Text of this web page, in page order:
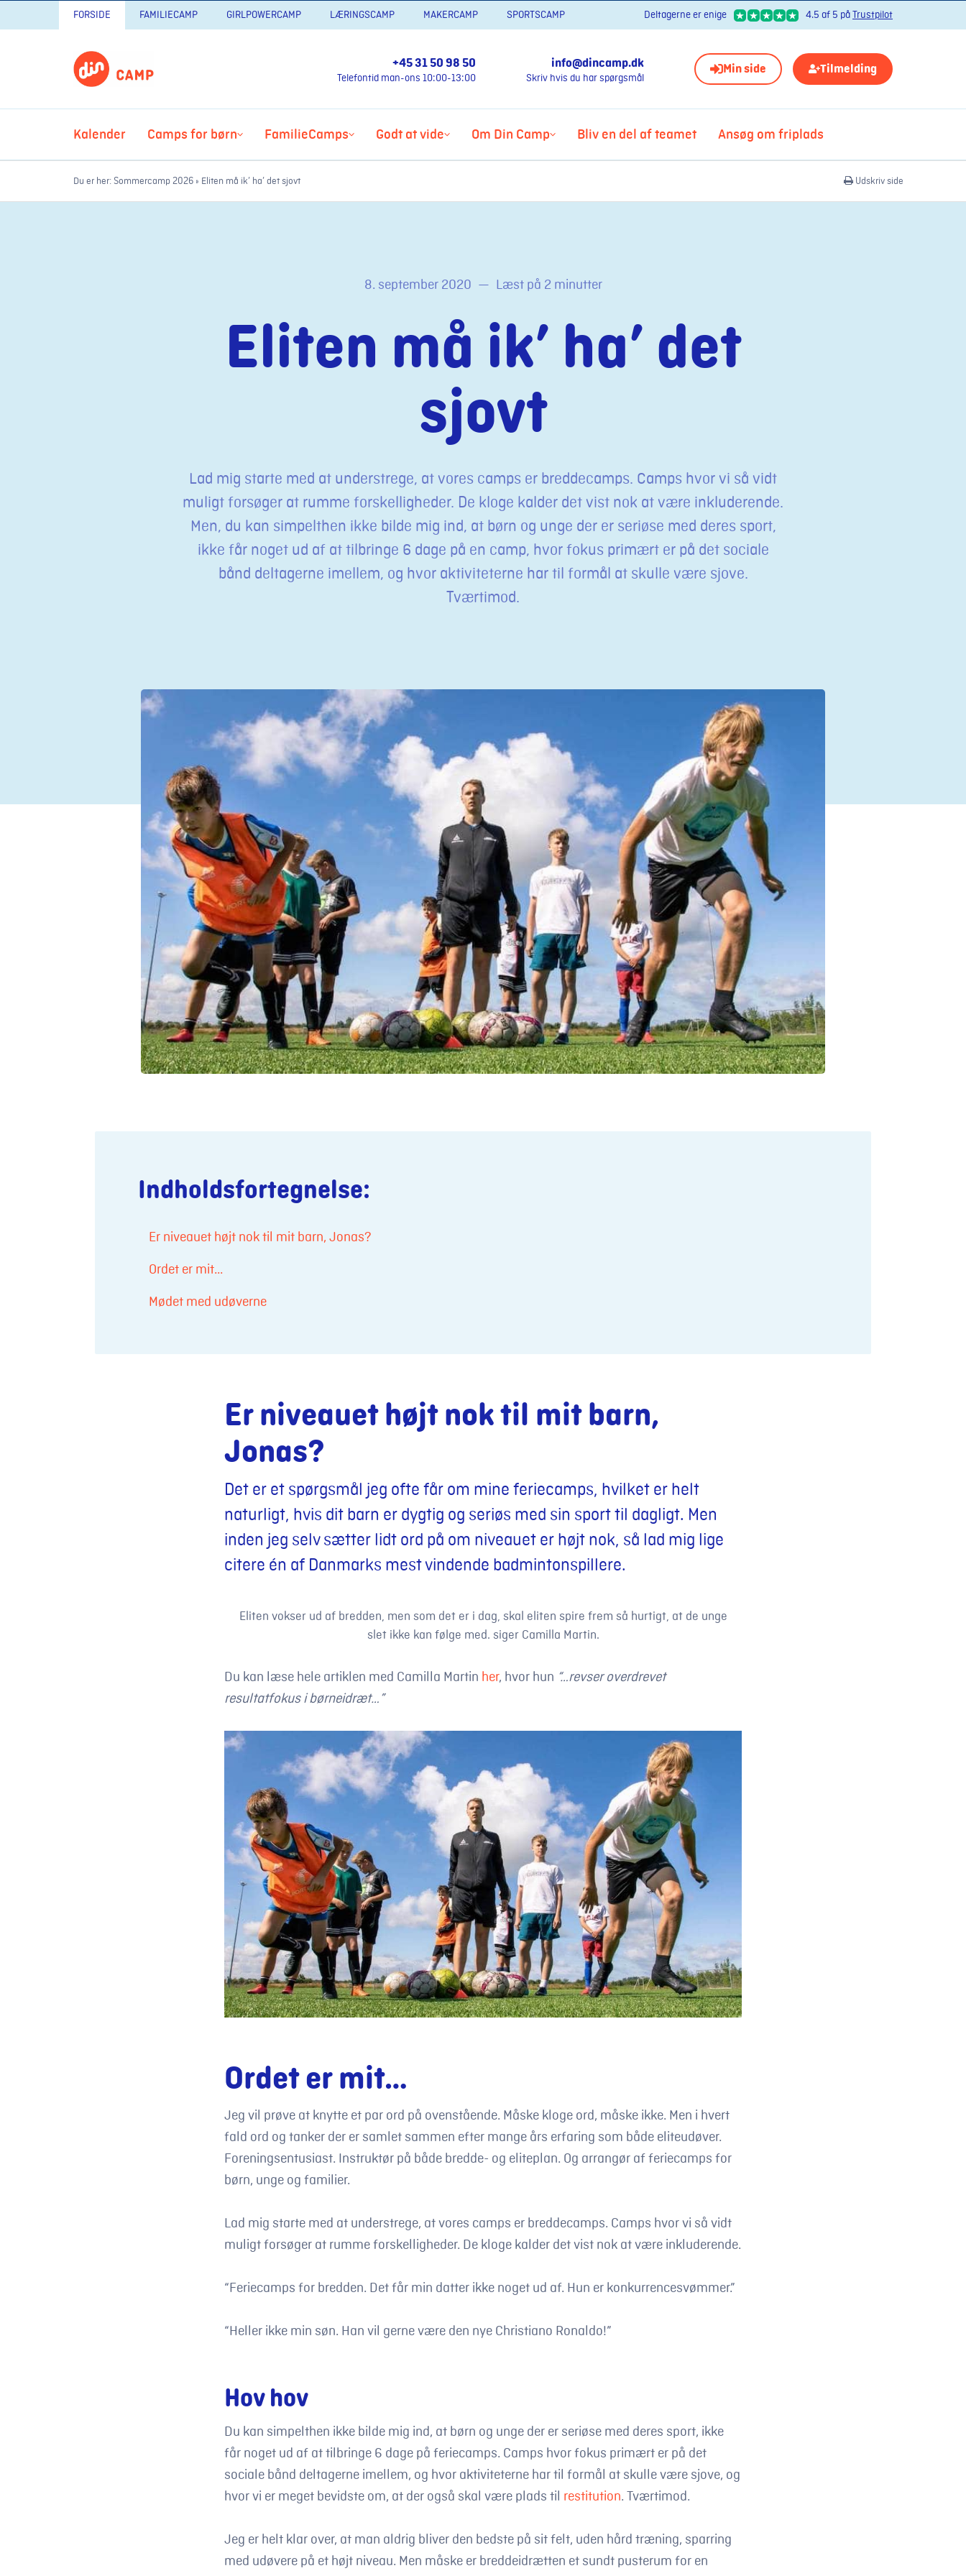
FORSIDE FAMILIECAMP GIRLPOWERCAMP LÆRINGSCAMP MAKERCAMP SPORTSCAMP Deltagerne er enige 4.5 af 5 på Trustpilot
+45 31 50 98 50
Telefontid man-ons 10:00-13:00
info@dincamp.dk
Skriv hvis du har spørgsmål
Min side Tilmelding
Kalender Camps for børn FamilieCamps Godt at vide Om Din Camp Bliv en del af teamet Ansøg om friplads
Du er her: Sommercamp 2026 » Eliten må ik’ ha’ det sjovt Udskriv side
8. september 2020 — Læst på 2 minutter
Eliten må ik’ ha’ det
sjovt
Lad mig starte med at understrege, at vores camps er breddecamps. Camps hvor vi så vidt
muligt forsøger at rumme forskelligheder. De kloge kalder det vist nok at være inkluderende.
Men, du kan simpelthen ikke bilde mig ind, at børn og unge der er seriøse med deres sport,
ikke får noget ud af at tilbringe 6 dage på en camp, hvor fokus primært er på det sociale
bånd deltagerne imellem, og hvor aktiviteterne har til formål at skulle være sjove.
Tværtimod.
Indholdsfortegnelse:
Er niveauet højt nok til mit barn, Jonas?
Ordet er mit...
Mødet med udøverne
Er niveauet højt nok til mit barn,
Jonas?
Det er et spørgsmål jeg ofte får om mine feriecamps, hvilket er helt
naturligt, hvis dit barn er dygtig og seriøs med sin sport til dagligt. Men
inden jeg selv sætter lidt ord på om niveauet er højt nok, så lad mig lige
citere én af Danmarks mest vindende badmintonspillere.
Eliten vokser ud af bredden, men som det er i dag, skal eliten spire frem så hurtigt, at de unge
slet ikke kan følge med. siger Camilla Martin.
Du kan læse hele artiklen med Camilla Martin her, hvor hun “…revser overdrevet
resultatfokus i børneidræt…”
Ordet er mit…
Jeg vil prøve at knytte et par ord på ovenstående. Måske kloge ord, måske ikke. Men i hvert
fald ord og tanker der er samlet sammen efter mange års erfaring som både eliteudøver.
Foreningsentusiast. Instruktør på både bredde- og eliteplan. Og arrangør af feriecamps for
børn, unge og familier.
Lad mig starte med at understrege, at vores camps er breddecamps. Camps hvor vi så vidt
muligt forsøger at rumme forskelligheder. De kloge kalder det vist nok at være inkluderende.
“Feriecamps for bredden. Det får min datter ikke noget ud af. Hun er konkurrencesvømmer.”
“Heller ikke min søn. Han vil gerne være den nye Christiano Ronaldo!”
Hov hov
Du kan simpelthen ikke bilde mig ind, at børn og unge der er seriøse med deres sport, ikke
får noget ud af at tilbringe 6 dage på feriecamps. Camps hvor fokus primært er på det
sociale bånd deltagerne imellem, og hvor aktiviteterne har til formål at skulle være sjove, og
hvor vi er meget bevidste om, at der også skal være plads til restitution. Tværtimod.
Jeg er helt klar over, at man aldrig bliver den bedste på sit felt, uden hård træning, sparring
med udøvere på et højt niveau. Men måske er breddeidrætten et sundt pusterum for en